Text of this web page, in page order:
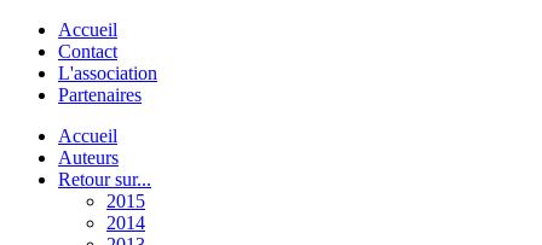
Accueil
Contact
L'association
Partenaires
Accueil
Auteurs
Retour sur...
2015
2014